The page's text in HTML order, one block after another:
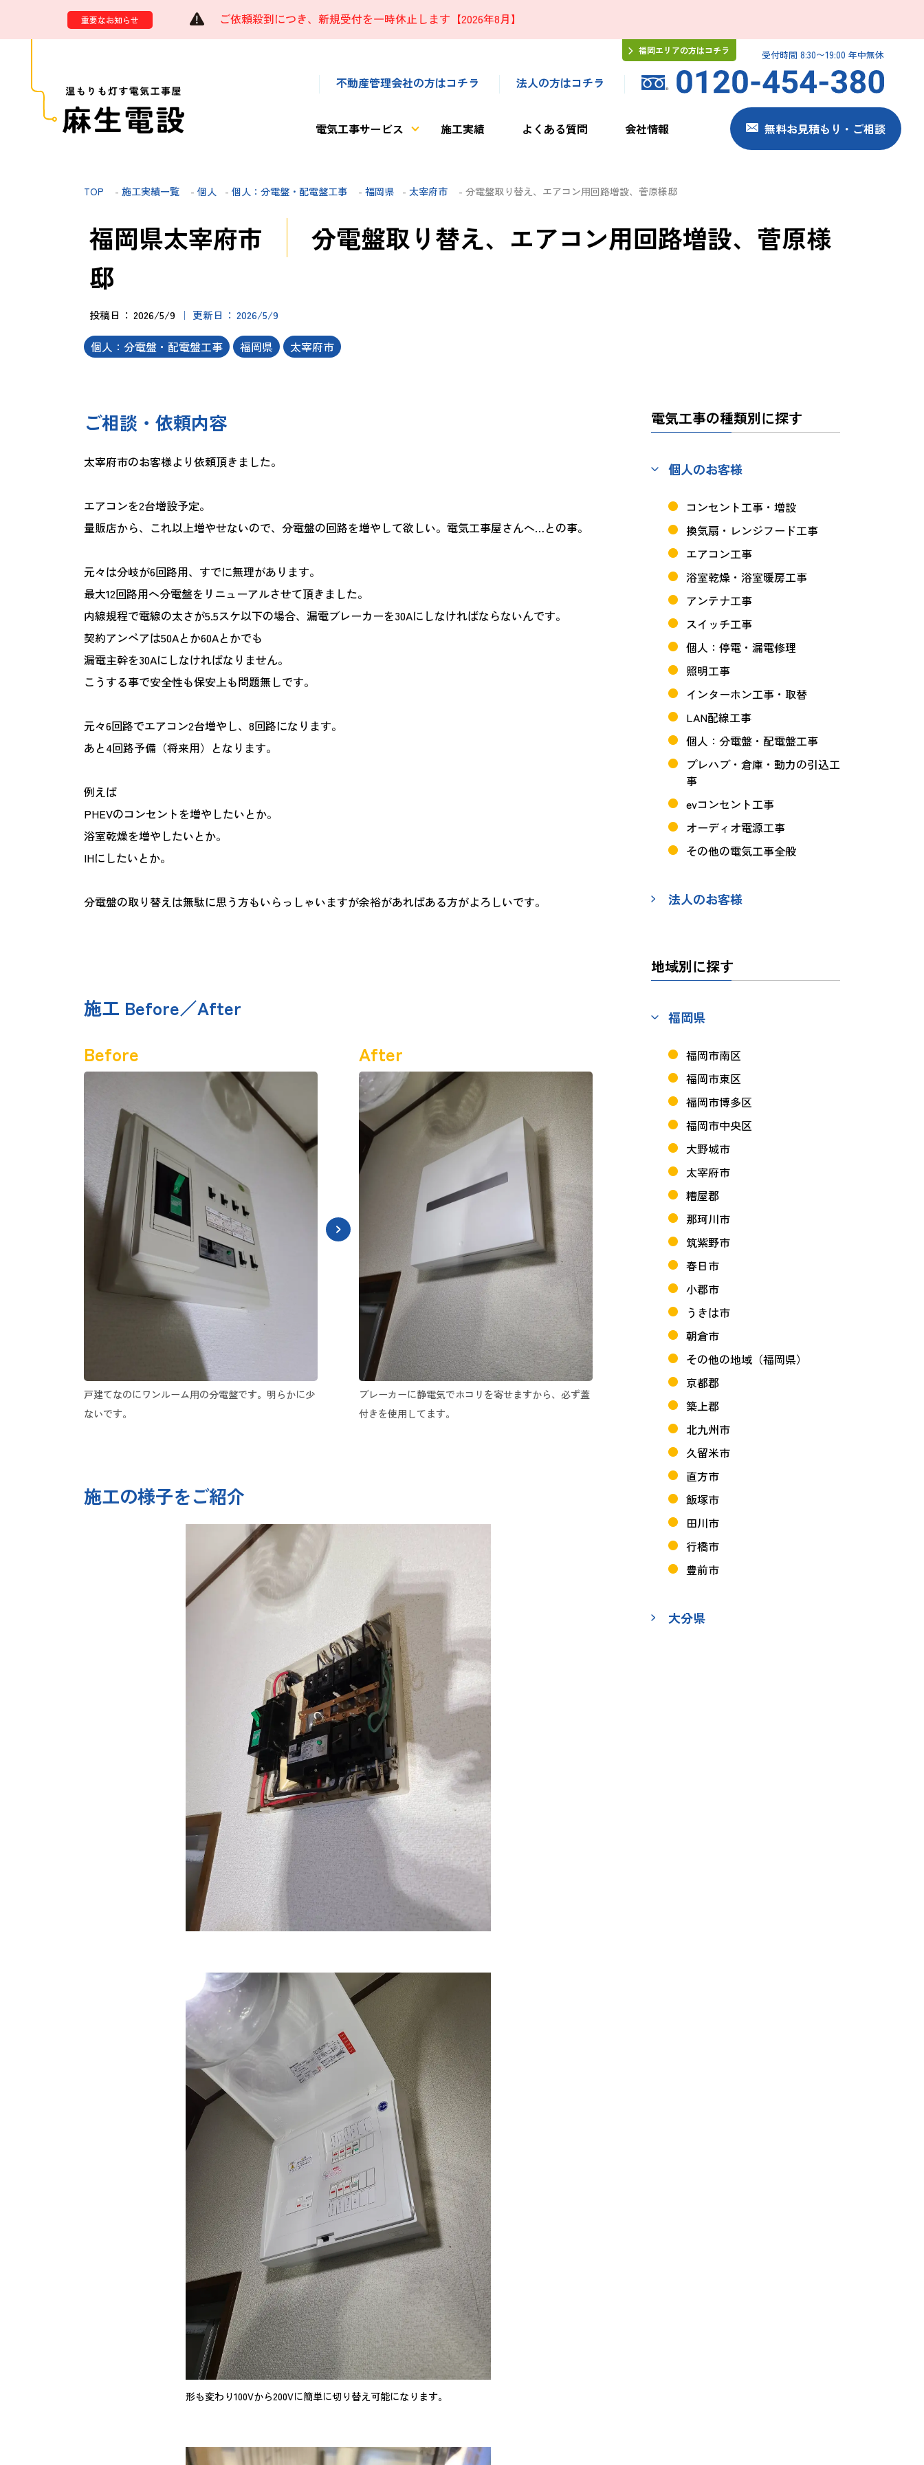
重要なお知らせ ご依頼殺到につき、新規受付を一時休止します【2026年8月】
不動産管理会社の方はコチラ 法人の方はコチラ
受付時間 8:30〜19:00 年中無休
福岡エリアの方はコチラ
電気工事サービス 施工実績 よくある質問 会社情報 無料お見積もり・ご相談
TOP - 施工実績一覧 - 個人 - 個人：分電盤・配電盤工事 - 福岡県 - 太宰府市 - 分電盤取り替え、エアコン用回路増設、菅原様邸
福岡県太宰府市
分電盤取り替え、エアコン用回路増設、菅原様
邸
投稿日 2026/5/9 更新日 2026/5/9
個人：分電盤・配電盤工事 福岡県 太宰府市
ご相談・依頼内容
太宰府市のお客様より依頼頂きました。
エアコンを2台増設予定。
量販店から、これ以上増やせないので、分電盤の回路を増やして欲しい。電気工事屋さんへ…との事。
元々は分岐が6回路用、すでに無理があります。
最大12回路用へ分電盤をリニューアルさせて頂きました。
内線規程で電線の太さが5.5スケ以下の場合、漏電ブレーカーを30Aにしなければならないんです。
契約アンペアは50Aとか60Aとかでも
漏電主幹を30Aにしなければなりません。
こうする事で安全性も保安上も問題無しです。
元々6回路でエアコン2台増やし、8回路になります。
あと4回路予備（将来用）となります。
例えば
PHEVのコンセントを増やしたいとか。
浴室乾燥を増やしたいとか。
IHにしたいとか。
分電盤の取り替えは無駄に思う方もいらっしゃいますが余裕があればある方がよろしいです。
施工 Before／After
Before
戸建てなのにワンルーム用の分電盤です。明らかに少
ないです。
After
ブレーカーに静電気でホコリを寄せますから、必ず蓋
付きを使用してます。
施工の様子をご紹介
形も変わり100Vから200Vに簡単に切り替え可能になります。
電気工事の種類別に探す
個人のお客様
コンセント工事・増設
換気扇・レンジフード工事
エアコン工事
浴室乾燥・浴室暖房工事
アンテナ工事
スイッチ工事
個人：停電・漏電修理
照明工事
インターホン工事・取替
LAN配線工事
個人：分電盤・配電盤工事
プレハブ・倉庫・動力の引込工
事
evコンセント工事
オーディオ電源工事
その他の電気工事全般
法人のお客様
地域別に探す
福岡県
福岡市南区
福岡市東区
福岡市博多区
福岡市中央区
大野城市
太宰府市
糟屋郡
那珂川市
筑紫野市
春日市
小郡市
うきは市
朝倉市
その他の地域（福岡県）
京都郡
築上郡
北九州市
久留米市
直方市
飯塚市
田川市
行橋市
豊前市
大分県